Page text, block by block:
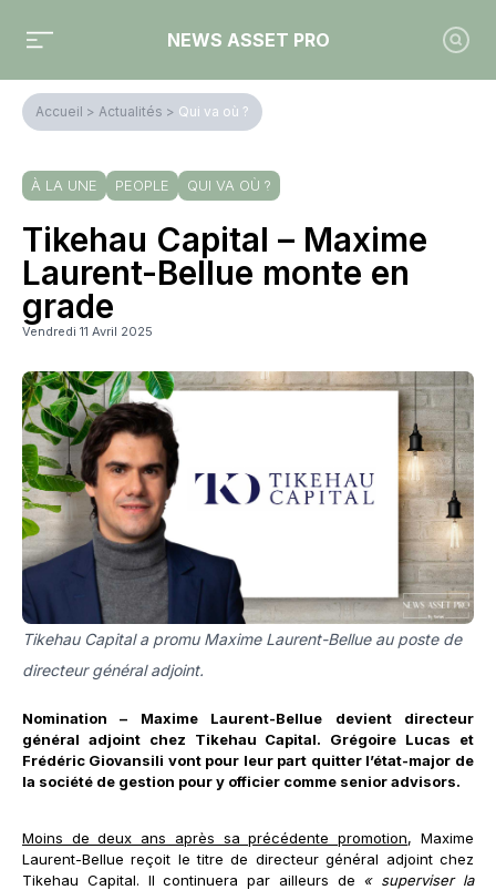
NEWS ASSET PRO
Accueil > Actualités > Qui va où ?
À LA UNE PEOPLE QUI VA OÙ ?
Tikehau Capital – Maxime
Laurent-Bellue monte en
grade
Vendredi 11 Avril 2025
Tikehau Capital a promu Maxime Laurent-Bellue au poste de
directeur général adjoint.
Nomination – Maxime Laurent-Bellue devient directeur
général adjoint chez Tikehau Capital. Grégoire Lucas et
Frédéric Giovansili vont pour leur part quitter l’état-major de
la société de gestion pour y officier comme senior advisors.
Moins de deux ans après sa précédente promotion, Maxime
Laurent-Bellue reçoit le titre de directeur général adjoint chez
Tikehau Capital. Il continuera par ailleurs de « superviser la